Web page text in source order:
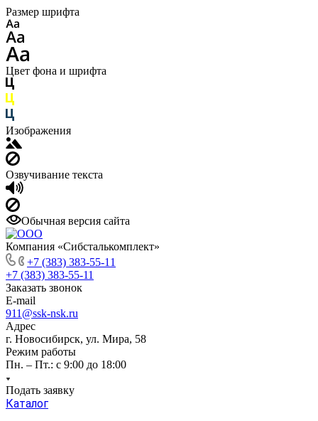
Размер шрифта
Цвет фона и шрифта
Изображения
Озвучивание текста
Обычная версия сайта
Компания «Сибсталькомплект»
+7 (383) 383-55-11
+7 (383) 383-55-11
Заказать звонок
E-mail
911@ssk-nsk.ru
Адрес
г. Новосибирск, ул. Мира, 58
Режим работы
Пн. – Пт.: с 9:00 до 18:00
Подать заявку
Каталог